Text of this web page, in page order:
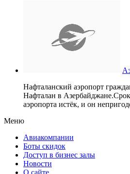
Нафталанский аэропорт
Нафталан в
аэропорта истёк, и он
Меню
Авиакомпании
Боты скидок
Доступ в бизнес залы
Новости
О сайте